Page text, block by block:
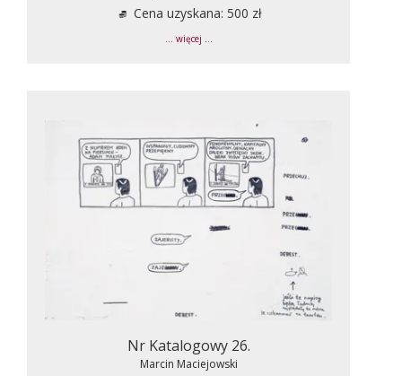
Cena uzyskana: 500 zł
... więcej ...
Nr Katalogowy 26.
Marcin Maciejowski